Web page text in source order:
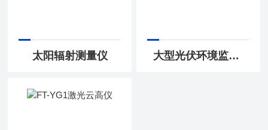
太阳辐射测量仪 大型光伏环境监测仪